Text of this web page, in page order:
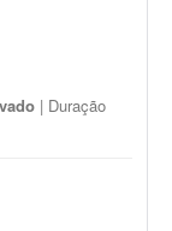
| Duração